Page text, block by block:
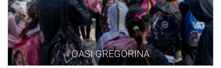
OASI GREGORINA